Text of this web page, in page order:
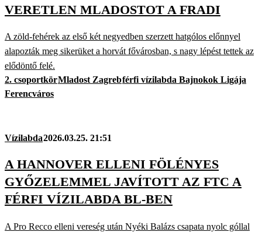
VERETLEN MLADOSTOT A FRADI
A zöld-fehérek az első két negyedben szerzett hatgólos előnnyel
alapozták meg sikerüket a horvát fővárosban, s nagy lépést tettek az
elődöntő felé.
2. csoportkörMladost Zagrebférfi vízilabda Bajnokok Ligája
Ferencváros
Vízilabda2026.03.25. 21:51
A HANNOVER ELLENI FÖLÉNYES
GYŐZELEMMEL JAVÍTOTT AZ FTC A
FÉRFI VÍZILABDA BL-BEN
A Pro Recco elleni vereség után Nyéki Balázs csapata nyolc góllal